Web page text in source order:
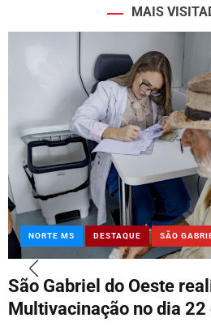
MAIS
NORTE MS DESTAQUE SÃO
São Gabriel do Oeste
Multivacinação no dia 22